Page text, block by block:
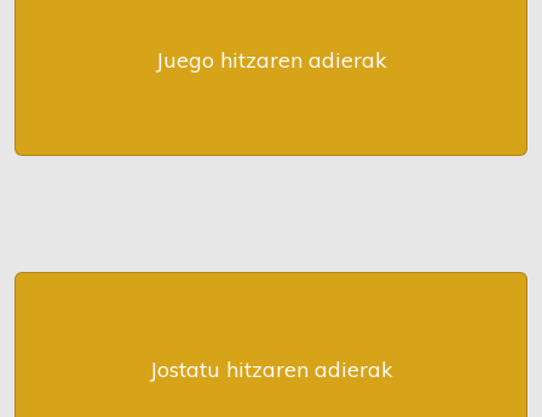
Juego hitzaren adierak
Jostatu hitzaren adierak